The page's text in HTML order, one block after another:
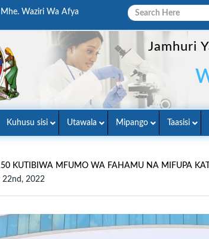
Waziri Wa Afya
Jamhuri
Kuhusu sisi Utawala Mipango Taasisi
KUTIBIWA MFUMO WA FAHAMU NA MIFUPA
22nd, 2022